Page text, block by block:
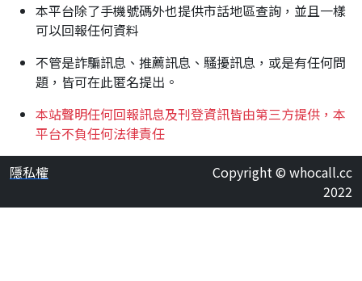
本平台除了手機號碼外也提供市話地區查詢，並且一樣
可以回報任何資料
不管是詐騙訊息、推薦訊息、騷擾訊息，或是有任何問
題，皆可在此匿名提出。
本站聲明任何回報訊息及刊登資訊皆由第三方提供，本
平台不負任何法律責任
隱私權
Copyright © whocall.cc
2022